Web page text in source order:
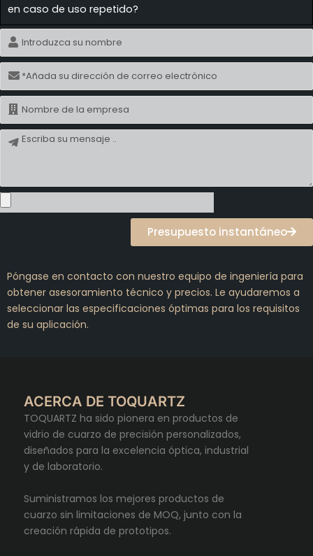
en caso de uso repetido?
Nombre
Correo
electrónico
Nombre
Mensaje
Presupuesto instantáneo
Póngase en contacto con nuestro equipo de ingeniería para
obtener asesoramiento técnico y precios. Le ayudaremos a
seleccionar las especificaciones óptimas para los requisitos
de su aplicación.
ACERCA DE TOQUARTZ
TOQUARTZ ha sido pionera en productos de
vidrio de cuarzo de precisión personalizados,
diseñados para la excelencia óptica, industrial
y de laboratorio.
Suministramos los mejores productos de
cuarzo sin limitaciones de MOQ, junto con la
creación rápida de prototipos.